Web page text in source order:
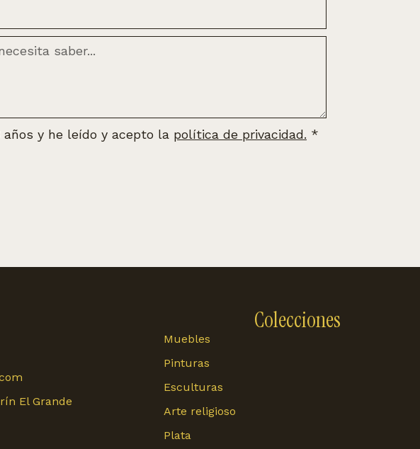
años y he leído y acepto la política de privacidad. *
El Grande
Colecciones
Muebles
Pinturas
Esculturas
Arte religioso
Plata